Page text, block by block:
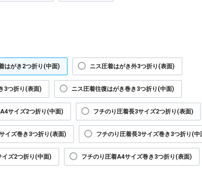
はがき2つ折り(中面) ニス圧着はがき外3つ折り(表面)
3つ折り(表面) ニス圧着往復はがき巻き3つ折り(中面)
サイズ2つ折り(中面) フチのり圧着長3サイズ2つ折り(表面)
イズ巻き3つ折り(表面) フチのり圧着長3サイズ巻き3つ折り(中
イズ2つ折り(中面) フチのり圧着A4サイズ巻き3つ折り(表面)